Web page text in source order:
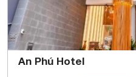
An Phú Hotel